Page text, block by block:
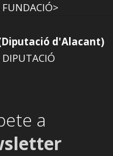
FUNDACIÓ>
d'Alacant)
DIPUTACIÓ
a